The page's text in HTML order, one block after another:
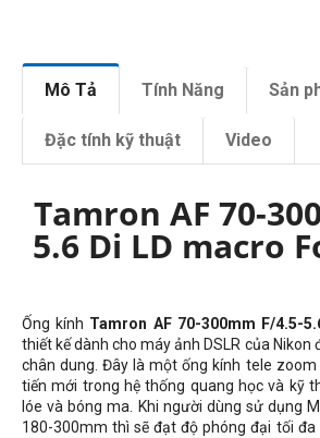
Mô Tả Tính Năng Sản
Đặc tính kỹ thuật Video
Tamron AF 70-
5.6 Di LD macro
Ống kính Tamron AF 70-300mm F/4.5-
thiết kế dành cho máy ảnh DSLR của Nikon
chân dung. Đây là một ống kính tele zoom
tiến mới trong hệ thống quang học và kỹ
lóe và bóng ma. Khi người dùng sử dụng
180-300mm thì sẽ đạt độ phóng đại tối đa